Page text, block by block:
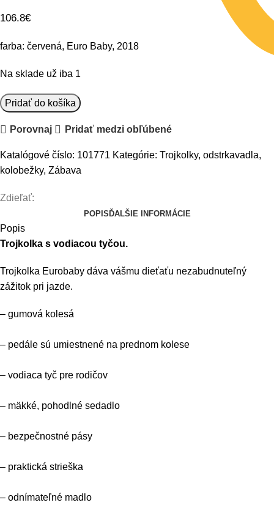
106.8€
farba: červená, Euro Baby, 2018
Na sklade už iba 1
množstvo
Trojkolka
Euro
2018
-
červená
Pridať do košíka
Porovnaj Pridať medzi obľúbené
Katalógové číslo: 101771 Kategórie: Trojkolky, odstrkavadla,
kolobežky, Zábava
Zdieľať:
POPIS ĎALŠIE INFORMÁCIE
Popis
Trojkolka s vodiacou tyčou.
Trojkolka Eurobaby dáva vášmu dieťaťu nezabudnuteľný
zážitok pri jazde.
– gumová kolesá
– pedále sú umiestnené na prednom kolese
– vodiaca tyč pre rodičov
– mäkké, pohodlné sedadlo
– bezpečnostné pásy
– praktická strieška
– odnímateľné madlo